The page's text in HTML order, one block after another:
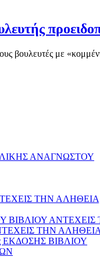
με
ΑΝΑΓΝΩΣΤΟΥ
ΤΗΝ
ΤΗΝ
ΕΚΔΟΣΗΣ ΒΙΒΛΙΟΥ